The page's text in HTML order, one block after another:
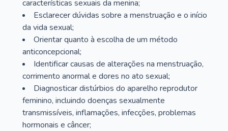
características sexuais da menina;
Esclarecer dúvidas sobre a menstruação e o início
da vida sexual;
Orientar quanto à escolha de um método
anticoncepcional;
Identificar causas de alterações na menstruação,
corrimento anormal e dores no ato sexual;
Diagnosticar distúrbios do aparelho reprodutor
feminino, incluindo doenças sexualmente
transmissíveis, inflamações, infecções, problemas
hormonais e câncer;